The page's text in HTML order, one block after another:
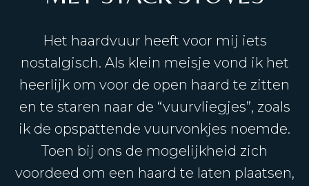
Het haardvuur heeft voor mij iets
nostalgisch. Als klein meisje vond ik het
heerlijk om voor de open haard te zitten
en te staren naar de “vuurvliegjes”, zoals
ik de opspattende vuurvonkjes noemde.
Toen bij ons de mogelijkheid zich
voordeed om een haard te laten plaatsen,